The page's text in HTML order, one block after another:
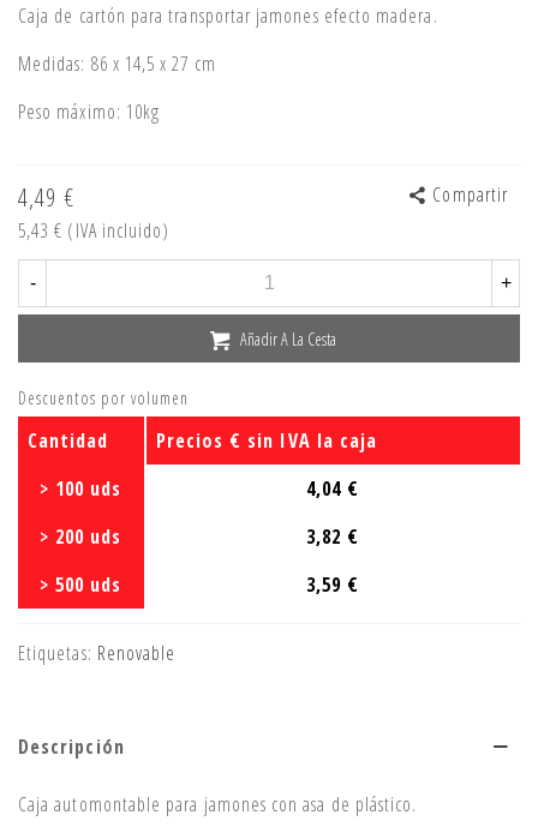
Caja de cartón para transportar jamones efecto madera.
Medidas: 86 x 14,5 x 27 cm
Peso máximo: 10kg
4,49 €
5,43 € (IVA incluido)
Compartir
- +
Añadir A La Cesta
Descuentos por volumen
Cantidad
Precios € sin IVA la caja
> 100 uds
4,04 €
> 200 uds
3,82 €
> 500 uds
3,59 €
Etiquetas: Renovable
Descripción
Caja automontable para jamones con asa de plástico.